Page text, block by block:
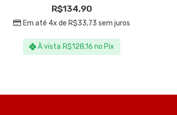
R$134,90
Em até 4x de R$33,73 sem juros
À vista R$128,16 no Pix